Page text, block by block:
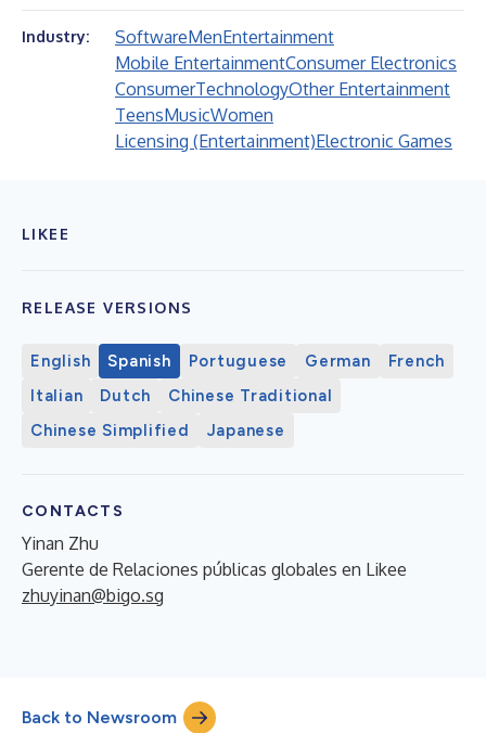
Industry: SoftwareMenEntertainment
Mobile EntertainmentConsumer Electronics
ConsumerTechnologyOther Entertainment
TeensMusicWomen
Licensing (Entertainment)Electronic Games
LIKEE
RELEASE VERSIONS
English Spanish Portuguese German
French
Italian
Dutch
Chinese Traditional
Chinese Simplified
Japanese
CONTACTS
Yinan Zhu
Gerente de Relaciones públicas globales en Likee
zhuyinan@bigo.sg
Back to Newsroom